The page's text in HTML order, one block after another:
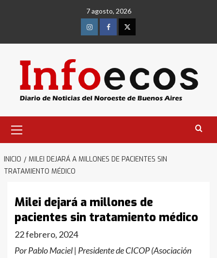
7 agosto, 2026
InstagramFacebookTwitter
primario
INICIO
MILEI DEJARÁ A MILLONES DE PACIENTES SIN
TRATAMIENTO MÉDICO
Milei dejará a millones de
pacientes sin tratamiento médico
22 febrero, 2024
Por Pablo Maciel | Presidente de CICOP (Asociación